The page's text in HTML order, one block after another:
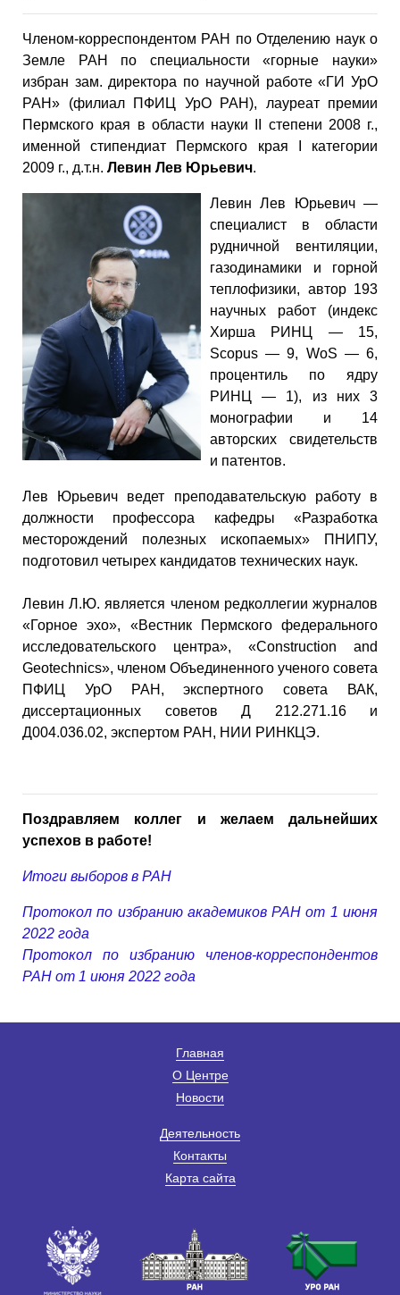
Членом-корреспондентом РАН по Отделению наук о
Земле РАН по специальности «горные науки»
избран зам. директора по научной работе «ГИ УрО
РАН» (филиал ПФИЦ УрО РАН), лауреат премии
Пермского края в области науки II степени 2008 г.,
именной стипендиат Пермского края I категории
2009 г., д.т.н. Левин Лев Юрьевич.
Левин Лев Юрьевич —
специалист в области
рудничной вентиляции,
газодинамики и горной
теплофизики, автор 193
научных работ (индекс
Хирша РИНЦ — 15,
Scopus — 9, WoS — 6,
процентиль по ядру
РИНЦ — 1), из них 3
монографии и 14
авторских свидетельств
и патентов.
Лев Юрьевич ведет преподавательскую работу в
должности профессора кафедры «Разработка
месторождений полезных ископаемых» ПНИПУ,
подготовил четырех кандидатов технических наук.
Левин Л.Ю. является членом редколлегии журналов
«Горное эхо», «Вестник Пермского федерального
исследовательского центра», «Construction and
Geotechnics», членом Объединенного ученого совета
ПФИЦ УрО РАН, экспертного совета ВАК,
диссертационных советов Д 212.271.16 и
Д004.036.02, экспертом РАН, НИИ РИНКЦЭ.
Поздравляем коллег и желаем дальнейших
успехов в работе!
Итоги выборов в РАН
Протокол по избранию академиков РАН от 1 июня
2022 года
Протокол по избранию членов-корреспондентов
РАН от 1 июня 2022 года
Главная
О Центре
Новости
Деятельность
Контакты
Карта сайта